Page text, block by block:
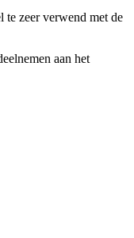
zeer verwend met de
aan het